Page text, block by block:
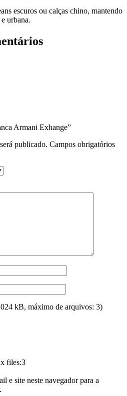
escuros ou calças chino, mantendo
urbana.
Armani Exhange”
publicado. Campos obrigatórios
kB, máximo de arquivos: 3)
files:3
e site neste navegador para a